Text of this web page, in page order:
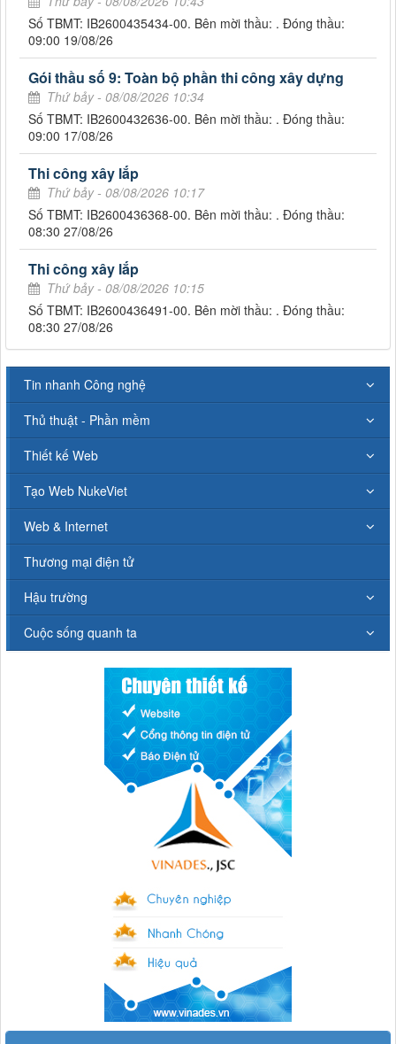
Số TBMT: IB2600435434-00. Bên mời thầu: . Đóng thầu:
09:00 19/08/26
Gói thầu số 9: Toàn bộ phần thi công xây dựng
Thứ bảy - 08/08/2026 10:34
Số TBMT: IB2600432636-00. Bên mời thầu: . Đóng thầu:
09:00 17/08/26
Thi công xây lắp
Thứ bảy - 08/08/2026 10:17
Số TBMT: IB2600436368-00. Bên mời thầu: . Đóng thầu:
08:30 27/08/26
Thi công xây lắp
Thứ bảy - 08/08/2026 10:15
Số TBMT: IB2600436491-00. Bên mời thầu: . Đóng thầu:
08:30 27/08/26
Tin nhanh Công nghệ
Thủ thuật - Phần mềm
Thiết kế Web
Tạo Web NukeViet
Web & Internet
Thương mại điện tử
Hậu trường
Cuộc sống quanh ta